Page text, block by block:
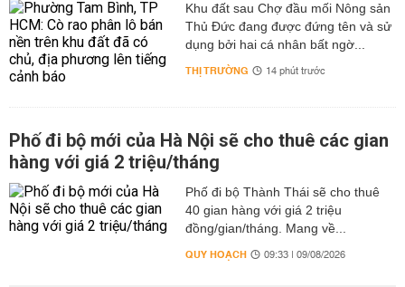
Khu đất sau Chợ đầu mối Nông sản
Thủ Đức đang được đứng tên và sử
dụng bởi hai cá nhân bất ngờ...
THỊ TRƯỜNG 14 phút trước
Phố đi bộ mới của Hà Nội sẽ cho thuê các gian
hàng với giá 2 triệu/tháng
Phố đi bộ Thành Thái sẽ cho thuê
40 gian hàng với giá 2 triệu
đồng/gian/tháng. Mang về...
QUY HOẠCH 09:33 | 09/08/2026